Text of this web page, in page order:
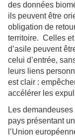
des données
ils peuvent être
obligation de
territoire. Celles
d’asile peuvent
celui d’entrée,
leurs liens
est clair :
accélérer les
Les
pays présentant
l’Union